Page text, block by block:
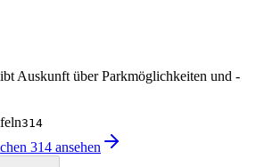
Auskunft über Parkmöglichkeiten und -
314
314 ansehen